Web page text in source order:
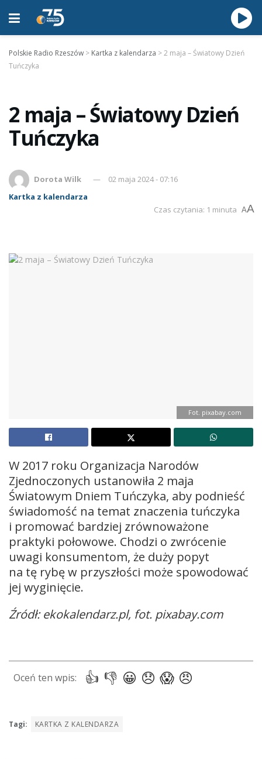
Polskie Radio Rzeszów > Kartka z kalendarza >2 maja – Światowy Dzień
Tuńczyka
2 maja – Światowy Dzień
Tuńczyka
Dorota Wilk
02 maja 2024 - 07:16
Kartka z kalendarza
Czas czytania: 1 minuta AA
Fot. pixabay.com
W 2017 roku Organizacja Narodów
Zjednoczonych ustanowiła 2 maja
Światowym Dniem Tuńczyka, aby podnieść
świadomość na temat znaczenia tuńczyka
i promować bardziej zrównoważone
praktyki połowowe. Chodzi o zwrócenie
uwagi konsumentom, że duży popyt
na tę rybę w przyszłości może spowodować
jej wyginięcie.
Źródł: ekokalendarz.pl, fot. pixabay.com
Tagi: KARTKA Z KALENDARZA